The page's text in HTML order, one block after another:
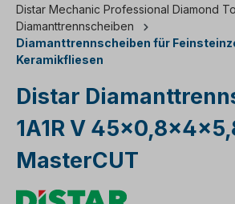
Distar Mechanic Professional Diamond
Diamanttrennscheiben
Diamanttrennscheiben für
Keramikfliesen
Distar
1A1R V
MasterCUT